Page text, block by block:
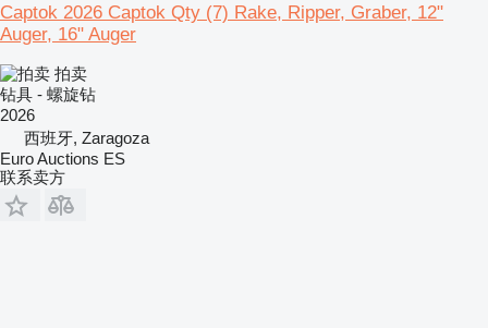
Captok 2026 Captok Qty (7) Rake, Ripper, Graber, 12"
Auger, 16" Auger
拍卖
钻具 - 螺旋钻
2026
西班牙, Zaragoza
Euro Auctions ES
联系卖方